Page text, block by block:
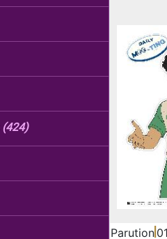
(424)
Parution